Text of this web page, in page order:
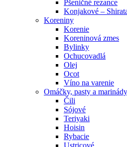
Pšeničné rezance
Konjakové –
Koreniny
Korenie
Koreninová zmes
Bylinky
Ochucovadlá
Olej
Ocot
Víno na varenie
Omáčky, pasty a marinády
Čili
Sójové
Teriyaki
Hoisin
Rybacie